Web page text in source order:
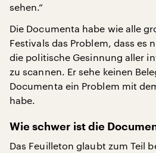
sehen.“
Die Documenta habe wie alle
Festivals das Problem, dass es
die politische Gesinnung aller
zu scannen. Er sehe keinen
Documenta ein Problem mit
habe.
Wie schwer ist die
Das Feuilleton glaubt zum Teil